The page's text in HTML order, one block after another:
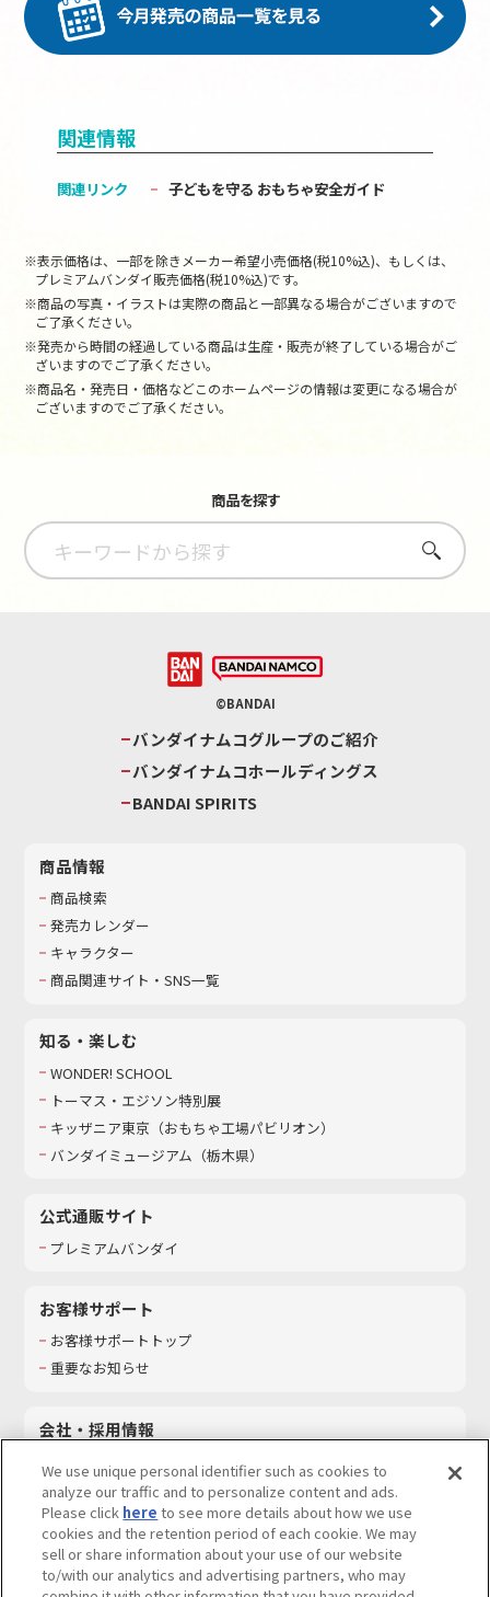
関連情報
関連リンク 子どもを守る おもちゃ安全ガイド
※表示価格は、一部を除きメーカー希望小売価格(税10%込)、もしくは、
プレミアムバンダイ販売価格(税10%込)です。
※商品の写真・イラストは実際の商品と一部異なる場合がございますので
ご了承ください。
※発売から時間の経過している商品は生産・販売が終了している場合がご
ざいますのでご了承ください。
※商品名・発売日・価格などこのホームページの情報は変更になる場合が
ございますのでご了承ください。
商品を探す
さがす
©BANDAI
バンダイナムコグループのご紹介
バンダイナムコホールディングス
BANDAI SPIRITS
商品情報
商品検索
発売カレンダー
キャラクター
商品関連サイト・SNS一覧
知る・楽しむ
WONDER! SCHOOL
トーマス・エジソン特別展
キッザニア東京（おもちゃ工場パビリオン）​
バンダイミュージアム（栃木県）
公式通販サイト
プレミアムバンダイ
お客様サポート
お客様サポートトップ
重要なお知らせ
会社・採用情報
採用情報
サステナビリティ
お問い合わせ
We use unique personal identifier such as cookies to
analyze our traffic and to personalize content and ads.
Please click here to see more details about how we use
cookies and the retention period of each cookie. We may
sell or share information about your use of our website
to/with our analytics and advertising partners, who may